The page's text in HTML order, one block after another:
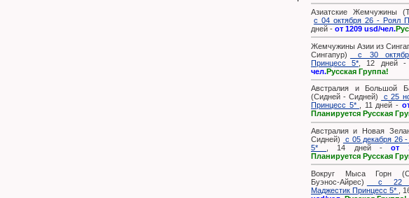
Азиатские Жемчужины
с 04 октября 26 - Роял
дней - от 1209 usd/чел.
Жемчужины Азии из
Сингапур)
с 30
Принцесс 5* , 12 дней
чел.Русская Группа!
Австралия и Большой
(Сидней - Сидней)
с 25
Принцесс 5*
, 11 дней -
Планируется Русская
Австралия и Новая
Сидней)
с 05 декабря 26
5*
, 14 дней -от
Планируется Русская
Вокруг Мыса Горн
Буэнос-Айрес)
с 22
Маджестик Принцесс 5*
,